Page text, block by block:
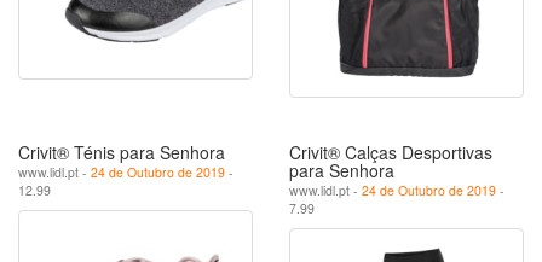
Crivit® Ténis para Senhora
www.lidl.pt - 24 de Outubro de 2019 -
12.99
Crivit® Calças Desportivas
para Senhora
www.lidl.pt - 24 de Outubro de 2019 -
7.99